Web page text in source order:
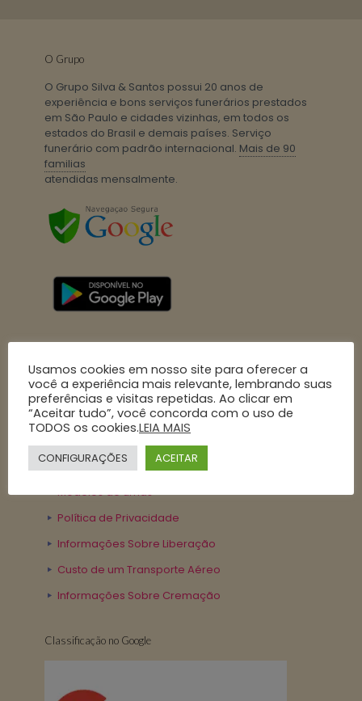
O Grupo
O Grupo Silva & Santos possui 20 anos de
experiência e bons serviços funerários prestados
em São Paulo e cidades vizinhas, em todos os
estados do Brasil e demais países. Serviço
funerário com padrão internacional. Mais de 90
familias
atendidas mensalmente.
Nossa Politica
Cremações de exumações
Modelos de urnas
Política de Privacidade
Informações Sobre Liberação
Custo de um Transporte Aéreo
Informações Sobre Cremação
Classificação no Google
Usamos cookies em nosso site para oferecer a
você a experiência mais relevante, lembrando suas
preferências e visitas repetidas. Ao clicar em
“Aceitar tudo”, você concorda com o uso de
TODOS os cookies.LEIA MAIS
CONFIGURAÇÕES ACEITAR